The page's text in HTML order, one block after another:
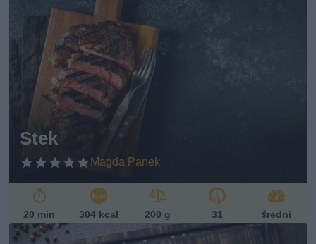
Stek
Magda Panek
20 min 304 kcal 200 g 31 średni
Indeks glikemiczny
Poniżej 10
10-20
20-40
40-60
60-80
Zobacz więcej opcji